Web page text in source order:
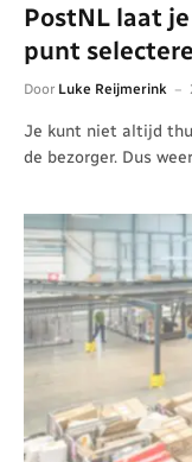
PostNL laat
punt
Door Luke Reijmerink
Je kunt niet altijd
de bezorger. Dus